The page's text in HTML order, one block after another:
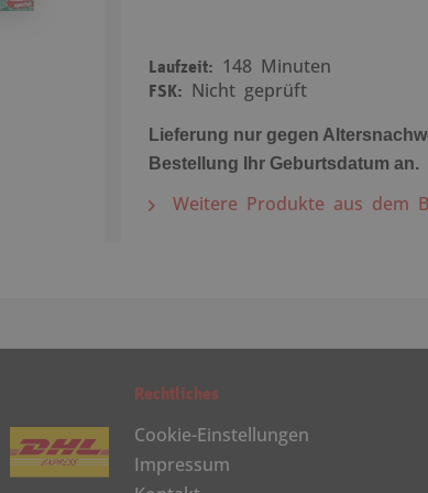
Laufzeit: 148 Minuten
FSK: Nicht geprüft
Lieferung nur gegen
Bestellung Ihr Geburtsdatum an.
Weitere Produkte aus dem
Rechtliches
Cookie-Einstellungen
Impressum